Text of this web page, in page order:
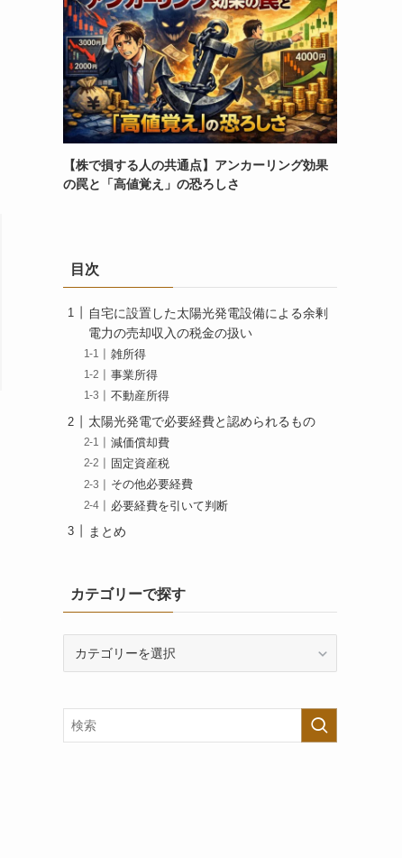
【株で損する人の共通点】アンカーリング効果
の罠と「高値覚え」の恐ろしさ
目次
自宅に設置した太陽光発電設備による余剰
電力の売却収入の税金の扱い
雑所得
事業所得
不動産所得
太陽光発電で必要経費と認められるもの
減価償却費
固定資産税
その他必要経費
必要経費を引いて判断
まとめ
カテゴリーで探す
ー
で